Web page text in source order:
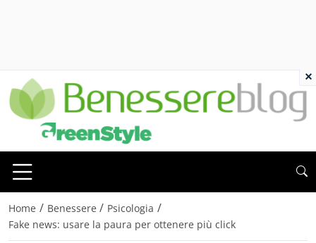
Home / Benessere / Psicologia /
Fake news: usare la paura per ottenere più click
×